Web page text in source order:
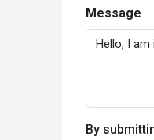
Message
By